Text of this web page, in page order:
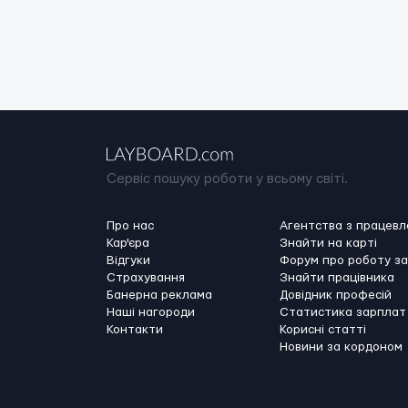
Сервіс пошуку роботи у всьому світі.
Про нас
Кар'єра
Відгуки
Страхування
Банерна реклама
Наші нагороди
Контакти
Агентства з
Знайти на карті
Форум про роботу
Знайти працівника
Довідник професій
Статистика зарплат
Корисні статті
Новини за кордоном